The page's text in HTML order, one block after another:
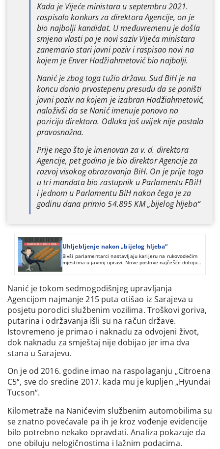
Kada je Vijeće ministara u septembru 2021.
raspisalo konkurs za direktora Agencije, on je
bio najbolji kandidat. U međuvremenu je došla
smjena vlasti pa je novi saziv Vijeća ministara
zanemario stari javni poziv i raspisao novi na
kojem je Enver Hadžiahmetović bio najbolji.
Nanić je zbog toga tužio državu. Sud BiH je na
koncu donio prvostepenu presudu da se poništi
javni poziv na kojem je izabran Hadžiahmetović,
naloživši da se Nanić imenuje ponovo na
poziciju direktora. Odluka još uvijek nije postala
pravosnažna.
Prije nego što je imenovan za v. d. direktora
Agencije, pet godina je bio direktor Agencije za
razvoj visokog obrazovanja BiH. On je prije toga
u tri mandata bio zastupnik u Parlamentu FBiH
i jednom u Parlamentu BiH nakon čega je za
godinu dana primio 54.895 KM „bijelog hljeba“
Uhljebljenje nakon „bijelog hljeba“
Bivši parlamentarci nastavljaju karijeru na rukovodećim
mjestima u javnoj upravi. Nove poslove najčešće dobiju
nakon što iskoriste povlasticu „bijelog hljeba“.
Nanić je tokom sedmogodišnjeg upravljanja
Agencijom najmanje 215 puta otišao iz Sarajeva u
posjetu porodici službenim vozilima. Troškovi goriva,
putarina i održavanja išli su na račun države.
Istovremeno je primao i naknadu za odvojeni život,
dok naknadu za smještaj nije dobijao jer ima dva
stana u Sarajevu.
On je od 2016. godine imao na raspolaganju „Citroena
C5“, sve do sredine 2017. kada mu je kupljen „Hyundai
Tucson“.
Kilometraže na Nanićevim službenim automobilima su
se znatno povećavale pa ih je kroz vođenje evidencije
bilo potrebno nekako opravdati. Analiza pokazuje da
one obiluju nelogičnostima i lažnim podacima.